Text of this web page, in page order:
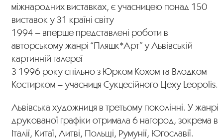
міжнародних виставках, є учасницею понад 150
виставок у 31 країні світу
1994 – вперше представлені роботи в
авторському жанрі “Пляшк*Арт” у Львівській
картинній галереї
З 1996 року спільно з Юрком Кохом та Влодком
Костирком – учасниця Сукцесійного Цеху Leopolis.
Львівська художниця в третьому поколінні. У жанрі
друкованої графіки отримала 6 нагород, зокрема в
Італії, Китаї, Литві, Польщі, Румунії, Югославії.